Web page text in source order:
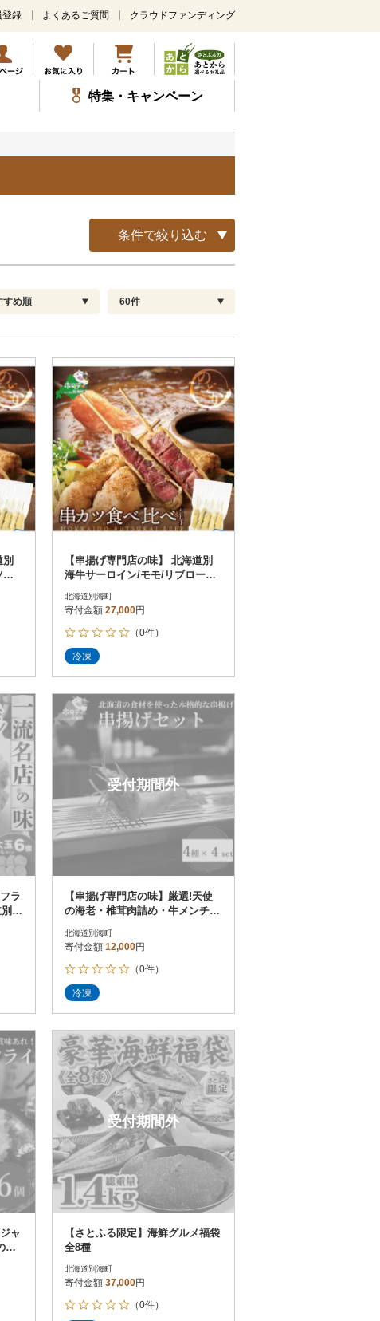
メ
ン
コ
ン
テ
ツ
ッ
登録 よくあるご質問 クラウドファンディング
特集・キャンペーン
条件で絞り込む
除
除
配送指定 解除
お届け日時指定可
お届け時間帯指定可
発送される月指定可
その他
さとふる限定のお礼品
定期便
さとふるアプリdeワンストップ申請
対象
すめ順
ー件数順
ー評価順
金額が高い順
額が低い順
60件
60
90
120
食
【串揚げ専門店の味】 北海道別
海牛サーロイン/モモ/リブロース
の串カツ3種食べ比べセット
北海道別海町
寄付金額 27,000円
（0件）
冷凍
ラ
海
受付期間外
【串揚げ専門店の味】厳選!天使
の海老・椎茸肉詰め・牛メンチカ
本
北海道別海町
寄付金額 12,000円
（0件）
冷凍
ャ
エ
受付期間外
【さとふる限定】海鮮グルメ福袋
全8種
北海道別海町
寄付金額 37,000円
（0件）